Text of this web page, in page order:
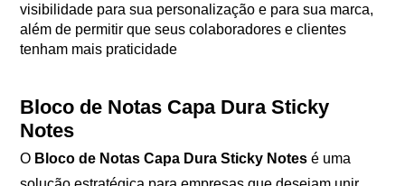
visibilidade para sua personalização e para sua marca,
além de permitir que seus colaboradores e clientes
tenham mais praticidade
Bloco de Notas Capa Dura Sticky
Notes
O Bloco de Notas Capa Dura Sticky Notes é uma